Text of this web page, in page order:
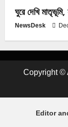
ঘুরে দেখি
NewsDesk
Copyright ©
Editor